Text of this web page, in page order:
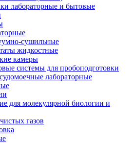
лабораторные и бытовые
сушильные
жидкостные
камеры
системы для пробоподготовки
лабораторные
для молекулярной биологии и
газов